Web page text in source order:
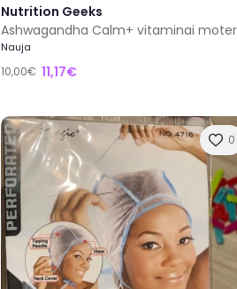
Nutrition Geeks
Nauja
10,00€ 11,17€
0